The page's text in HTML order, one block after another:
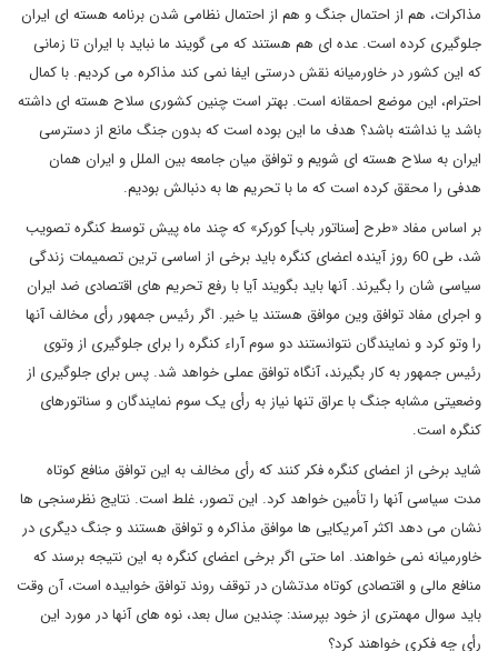
مذاکرات، هم از احتمال جنگ و هم از احتمال نظامی شدن برنامه هسته ای ایران
جلوگیری کرده است. عده ای هم هستند که می گویند ما نباید با ایران تا زمانی
که این کشور در خاورمیانه نقش درستی ایفا نمی کند مذاکره می کردیم. با کمال
احترام، این موضع احمقانه است. بهتر است چنین کشوری سلاح هسته ای داشته
باشد یا نداشته باشد؟ هدف ما این بوده است که بدون جنگ مانع از دسترسی
ایران به سلاح هسته ای شویم و توافق میان جامعه بین الملل و ایران همان
هدفی را محقق کرده است که ما با تحریم ها به دنبالش بودیم.
بر اساس مفاد «طرح [سناتور باب] کورکر» که چند ماه پیش توسط کنگره تصویب
شد، طی 60 روز آینده اعضای کنگره باید برخی از اساسی ترین تصمیمات زندگی
سیاسی شان را بگیرند. آنها باید بگویند آیا با رفع تحریم های اقتصادی ضد ایران
و اجرای مفاد توافق وین موافق هستند یا خیر. اگر رئیس جمهور رأی مخالف آنها
را وتو کرد و نمایندگان نتوانستند دو سوم آراء کنگره را برای جلوگیری از وتوی
رئیس جمهور به کار بگیرند، آنگاه توافق عملی خواهد شد. پس برای جلوگیری از
وضعیتی مشابه جنگ با عراق تنها نیاز به رأی یک سوم نمایندگان و سناتورهای
کنگره است.
شاید برخی از اعضای کنگره فکر کنند که رأی مخالف به این توافق منافع کوتاه
مدت سیاسی آنها را تأمین خواهد کرد. این تصور، غلط است. نتایج نظرسنجی ها
نشان می دهد اکثر آمریکایی ها موافق مذاکره و توافق هستند و جنگ دیگری در
خاورمیانه نمی خواهند. اما حتی اگر برخی اعضای کنگره به این نتیجه برسند که
منافع مالی و اقتصادی کوتاه مدتشان در توقف روند توافق خوابیده است، آن وقت
باید سوال مهمتری از خود بپرسند: چندین سال بعد، نوه های آنها در مورد این
رأی چه فکری خواهند کرد؟